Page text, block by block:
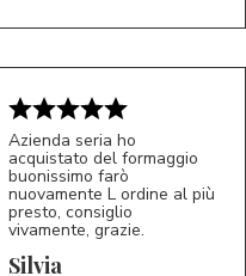
Azienda seria ho
acquistato del formaggio
buonissimo farò
nuovamente L ordine al più
presto, consiglio
vivamente, grazie.
Silvia